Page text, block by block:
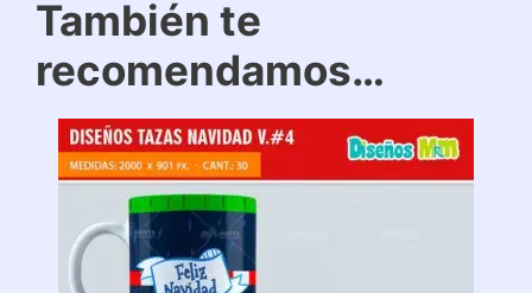
También te
recomendamos…